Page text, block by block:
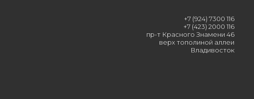
+7 (924) 7300 116
+7 (423) 2000 116
пр-т Красного Знамени 46
верх тополиной аллеи
Владивосток